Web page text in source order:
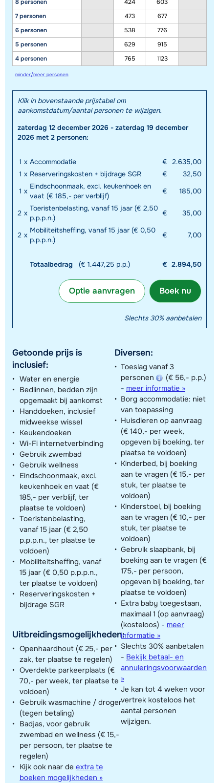
8 personen
7 personen
6 personen
5 personen
4 personen
424
603
473
677
538
776
629
915
765
1123
minder/meer personen
Klik in bovenstaande prijstabel om
aankomstdatum/aantal personen te wijzigen.
zaterdag 12 december 2026 - zaterdag 19 december
2026 met 2 personen:
1 x Accommodatie €
2.635,00
1 x Reserveringskosten + bijdrage SGR €
32,50
1 x
Eindschoonmaak, excl. keukenhoek en
vaat (€ 185,- per verblijf)
€ 185,00
2 x
Toeristenbelasting, vanaf 15 jaar (€ 2,50
p.p.p.n.)
€ 35,00
2 x
Mobiliteitsheffing, vanaf 15 jaar (€ 0,50
p.p.p.n.)
€ 7,00
Totaalbedrag (€ 1.447,25 p.p.) € 2.894,50
Boek nu
Optie aanvragen
Slechts 30% aanbetalen
Getoonde prijs is
inclusief:
Water en energie
Bedlinnen, bedden zijn
opgemaakt bij aankomst
Handdoeken, inclusief
midweekse wissel
Keukendoeken
Wi-Fi internetverbinding
Gebruik zwembad
Gebruik wellness
Eindschoonmaak, excl.
keukenhoek en vaat (€
185,- per verblijf, ter
plaatse te voldoen)
Toeristenbelasting,
vanaf 15 jaar (€ 2,50
p.p.p.n., ter plaatse te
voldoen)
Mobiliteitsheffing, vanaf
15 jaar (€ 0,50 p.p.p.n.,
ter plaatse te voldoen)
Reserveringskosten +
bijdrage SGR
Uitbreidingsmogelijkheden:
Openhaardhout (€ 25,- per
zak, ter plaatse te regelen)
Overdekte parkeerplaats (€
70,- per week, ter plaatse te
voldoen)
Gebruik wasmachine / droger
(tegen betaling)
Badjas, voor gebruik
zwembad en wellness (€ 15,-
per persoon, ter plaatse te
regelen)
Kijk ook naar de extra te
boeken mogelijkheden »
Diversen:
Toeslag vanaf 3
personen
(€ 56,- p.p.)
- meer informatie »
Borg accommodatie: niet
van toepassing
Huisdieren op aanvraag
(€ 140,- per week,
opgeven bij boeking, ter
plaatse te voldoen)
Kinderbed, bij boeking
aan te vragen (€ 15,- per
stuk, ter plaatse te
voldoen)
Kinderstoel, bij boeking
aan te vragen (€ 10,- per
stuk, ter plaatse te
voldoen)
Gebruik slaapbank, bij
boeking aan te vragen (€
175,- per persoon,
opgeven bij boeking, ter
plaatse te voldoen)
Extra baby toegestaan,
maximaal 1 (op aanvraag)
(kosteloos) - meer
informatie »
Slechts 30% aanbetalen
- Bekijk betaal- en
annuleringsvoorwaarden
»
Je kan tot 4 weken voor
vertrek kosteloos het
aantal personen
wijzigen.